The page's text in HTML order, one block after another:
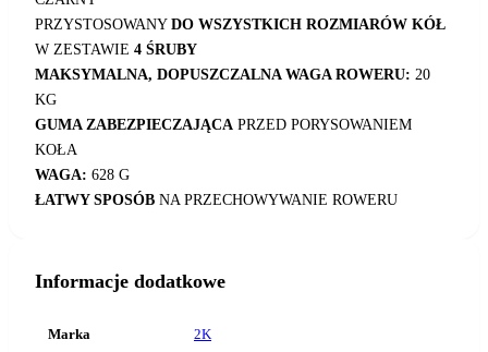
PRZYSTOSOWANY DO WSZYSTKICH ROZMIARÓW KÓŁ
W ZESTAWIE 4 ŚRUBY
MAKSYMALNA, DOPUSZCZALNA WAGA ROWERU: 20
KG
GUMA ZABEZPIECZAJĄCA PRZED PORYSOWANIEM
KOŁA
WAGA: 628 G
ŁATWY SPOSÓB NA PRZECHOWYWANIE ROWERU
Informacje dodatkowe
Marka 2K